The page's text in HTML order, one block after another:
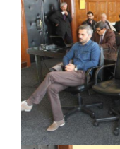
BORCE
JAVNI
JAVNI
NA